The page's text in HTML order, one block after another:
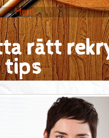
Hem
rätt
tips